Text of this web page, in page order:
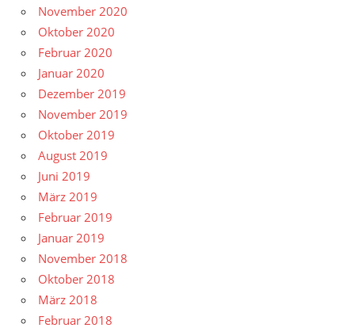
November 2020
Oktober 2020
Februar 2020
Januar 2020
Dezember 2019
November 2019
Oktober 2019
August 2019
Juni 2019
März 2019
Februar 2019
Januar 2019
November 2018
Oktober 2018
März 2018
Februar 2018